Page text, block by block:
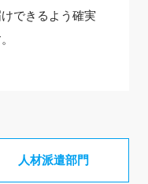
できるよう確実
人材派遣部門